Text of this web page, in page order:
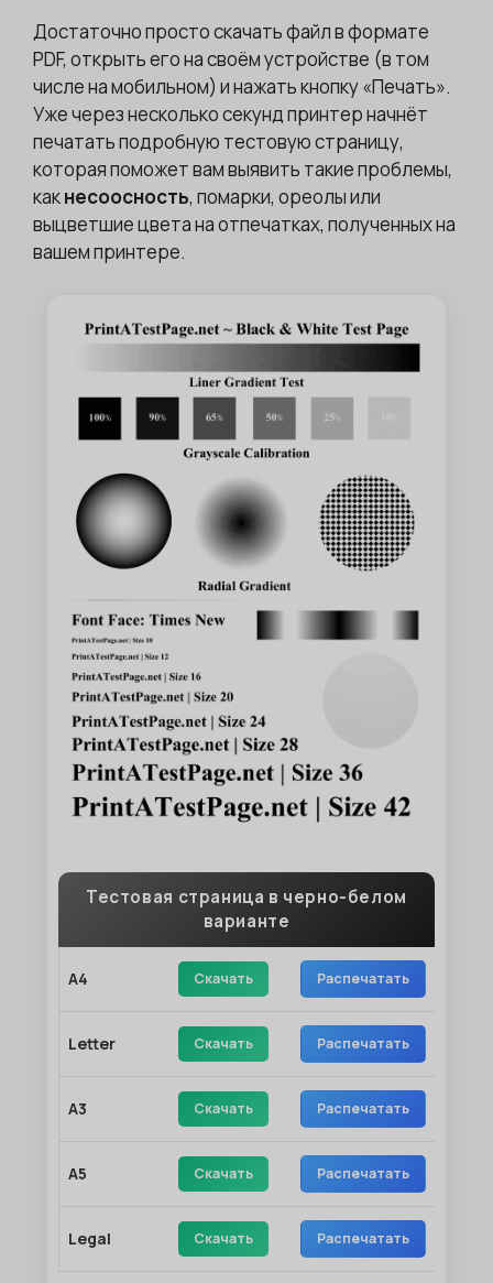
Достаточно просто скачать файл в формате
PDF, открыть его на своём устройстве (в том
числе на мобильном) и нажать кнопку «Печать».
Уже через несколько секунд принтер начнёт
печатать подробную тестовую страницу,
которая поможет вам выявить такие проблемы,
какнесоосность, помарки, ореолы или
выцветшие цвета на отпечатках, полученных на
вашем принтере.
Тестовая страница в черно-белом
варианте
A4 Скачать Распечатать
Letter Скачать Распечатать
A3 Скачать Распечатать
A5 Скачать Распечатать
Legal Скачать Распечатать